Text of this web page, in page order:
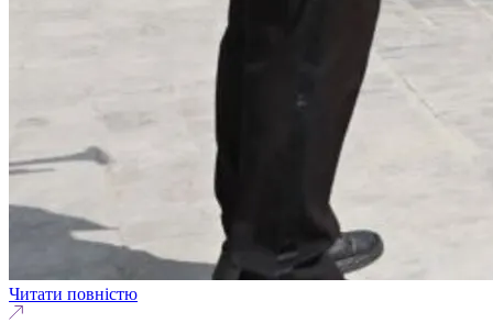
Читати повністю